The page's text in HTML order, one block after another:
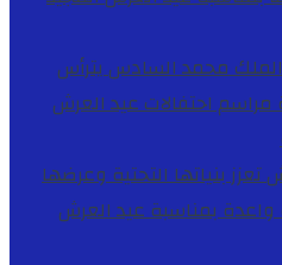
الملك محمد السادس يترأس
احتفالات عيد العرش
بنياتها التحتية وعرضها
واعدة بمناسبة عيد العرش